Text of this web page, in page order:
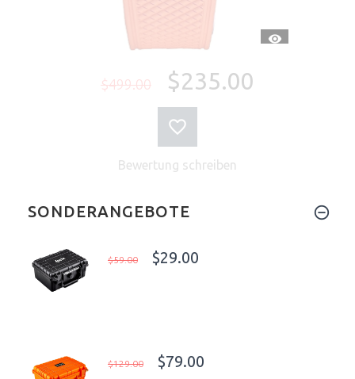
$499.00 $235.00
Bewertung schreiben
SONDERANGEBOTE
$59.00 $29.00
$129.00 $79.00